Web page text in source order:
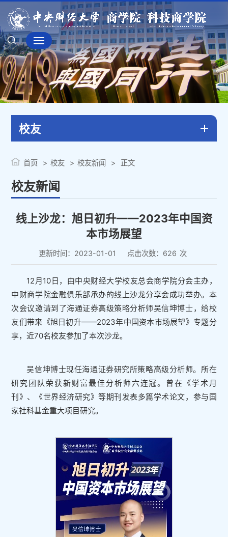
校友
校友新闻
首页 校友 校友新闻 正文
线上沙龙：旭日初升——2023年中国资
本市场展望
更新时间：2023-01-01 点击次数： 626 次
12月10日，由中央财经大学校友总会商学院分会主办，
中财商学院金融俱乐部承办的线上沙龙分享会成功举办。本
次会议邀请到了海通证券高级策略分析师吴信坤博士，给校
友们带来《旭日初升——2023年中国资本市场展望》专题分
享，近70名校友参加了本次沙龙。
吴信坤博士现任海通证券研究所策略高级分析师。所在
研究团队荣获新财富最佳分析师六连冠。曾在《学术月
刊》、《世界经济研究》等期刊发表多篇学术论文，参与国
家社科基金重大项目研究。